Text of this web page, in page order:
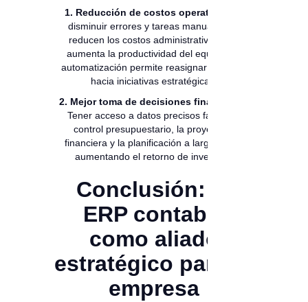
1. Reducción de costos operativos:
disminuir errores y tareas manuales, se
reducen los costos administrativos y se
aumenta la productividad del equipo. La
automatización permite reasignar recursos
hacia iniciativas estratégicas.
2. Mejor toma de decisiones financieras:
Tener acceso a datos precisos facilita el
control presupuestario, la proyección
financiera y la planificación a largo plazo,
aumentando el retorno de inversión.
Conclusión: El
ERP contable
como aliado
estratégico para tu
empresa